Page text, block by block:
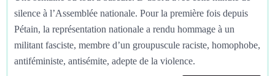
silence à l’Assemblée nationale. Pour la première fois depuis
Pétain, la représentation nationale a rendu hommage à un
militant fasciste, membre d’un groupuscule raciste, homophobe,
antiféministe, antisémite, adepte de la violence.